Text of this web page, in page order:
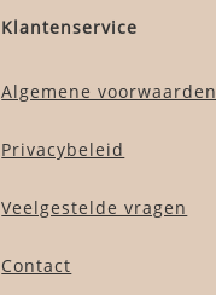
Klantenservice
Algemene voorwaarden
Privacybeleid
Veelgestelde vragen
Contact